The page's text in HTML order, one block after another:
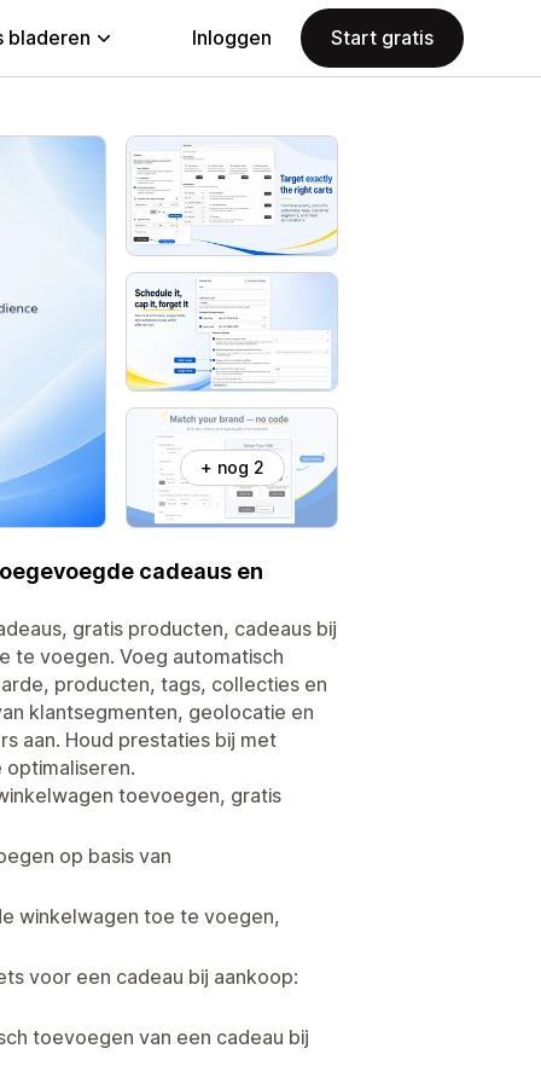
bladeren Inloggen Start gratis
+ nog 2
cadeaus en
gratis producten, cadeaus bij
te voegen. Voeg automatisch
producten, tags, collecties en
klantsegmenten, geolocatie en
aan. Houd prestaties bij met
toevoegen, gratis
op basis van
winkelwagen toe te voegen,
voor een cadeau bij aankoop:
toevoegen van een cadeau bij